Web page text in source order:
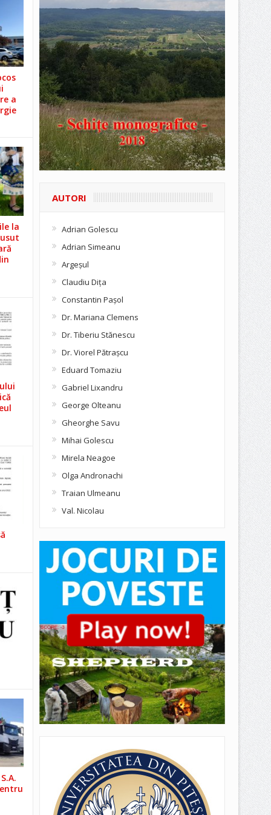
a
la
AUTORI
Adrian Golescu
Adrian Simeanu
Argeşul
Claudiu Diţa
Constantin Pașol
Dr. Mariana Clemens
Dr. Tiberiu Stănescu
Dr. Viorel Pătraşcu
Eduard Tomaziu
Gabriel Lixandru
George Olteanu
Gheorghe Savu
Mihai Golescu
Mirela Neagoe
Olga Andronachi
Traian Ulmeanu
Val. Nicolau